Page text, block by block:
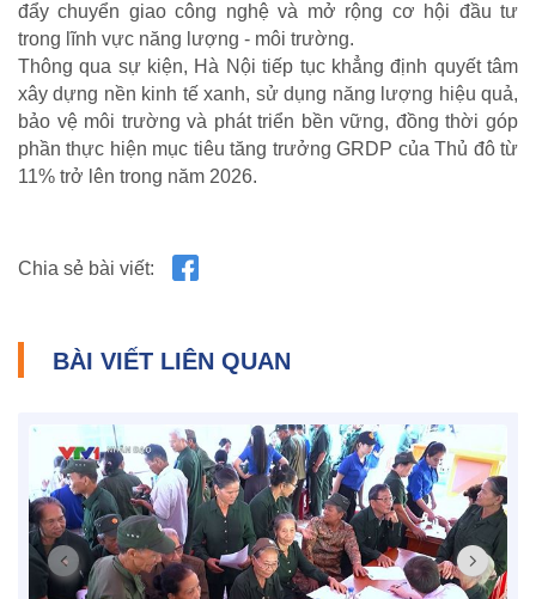
đẩy chuyển giao công nghệ và mở rộng cơ hội đầu tư
trong lĩnh vực năng lượng - môi trường.
Thông qua sự kiện, Hà Nội tiếp tục khẳng định quyết tâm
xây dựng nền kinh tế xanh, sử dụng năng lượng hiệu quả,
bảo vệ môi trường và phát triển bền vững, đồng thời góp
phần thực hiện mục tiêu tăng trưởng GRDP của Thủ đô từ
11% trở lên trong năm 2026.
Chia sẻ bài viết:
BÀI VIẾT LIÊN QUAN